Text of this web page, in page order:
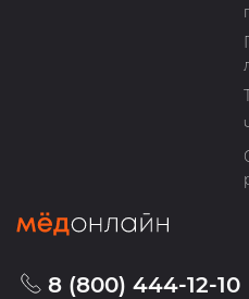
8 (800) 444-12-10